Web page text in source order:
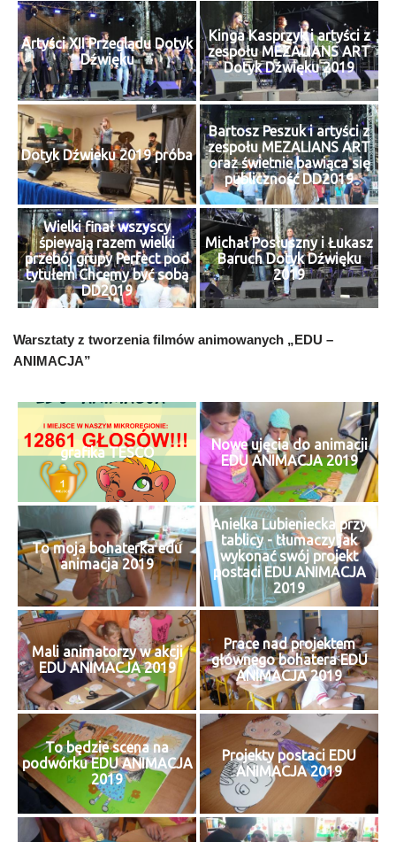
Artyści XII Przeglądu Dotyk
Dźwięku
Kinga Kasprzyk i artyści z
zespołu MEZALIANS ART
Dotyk Dźwięku 2019
Dotyk Dźwieku 2019 próba
Bartosz Peszuk i artyści z
zespołu MEZALIANS ART
oraz świetnie bawiąca się
publiczność DD2019
Wielki finał wszyscy
śpiewają razem wielki
przebój grupy Perfect pod
tytułem Chcemy być sobą
DD2019
Michał Posłuszny i Łukasz
Baruch Dotyk Dźwięku
2019
Warsztaty z tworzenia filmów animowanych „EDU –
ANIMACJA”
grafika TESCO
Nowe ujęcia do animacji
EDU ANIMACJA 2019
To moja bohaterka edu
animacja 2019
Anielka Lubieniecka przy
tablicy - tłumaczy jak
wykonać swój projekt
postaci EDU ANIMACJA
2019
Mali animatorzy w akcji
EDU ANIMACJA 2019
Prace nad projektem
głównego bohatera EDU
ANIMACJA 2019
To będzie scena na
podwórku EDU ANIMACJA
2019
Projekty postaci EDU
ANIMACJA 2019